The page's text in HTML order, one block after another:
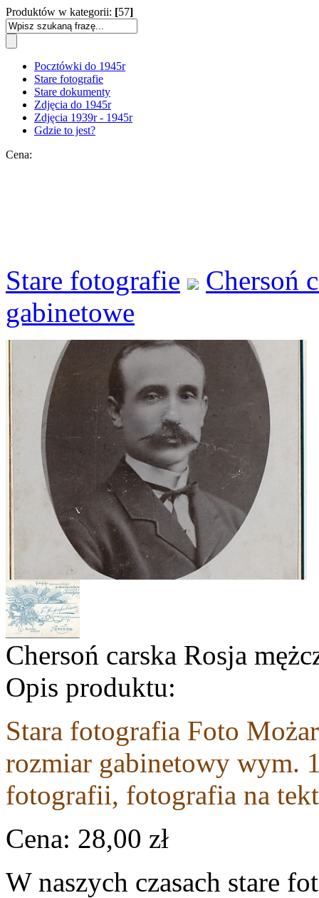
Produktów w kategorii: [57]
Pocztówki do 1945r
Stare fotografie
Stare dokumenty
Zdjęcia do 1945r
Zdjęcia 1939r - 1945r
Gdzie to jest?
Cena:
Stare fotografie
Chersoń
gabinetowe
Chersoń carska Rosja
Opis produktu:
Stara fotografia Foto
rozmiar gabinetowy wym.
fotografii, fotografia na
Cena: 28,00 zł
W naszych czasach stare